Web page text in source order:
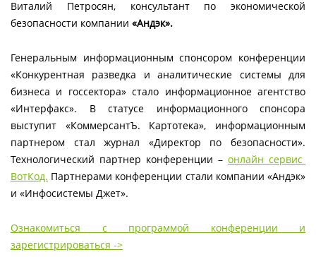
Виталий Петросян, консультант по экономической
безопасности компании «Андэк».
Генеральным информационным спонсором конференции
«Конкурентная разведка и аналитические системы для
бизнеса и госсектора» стало информационное агентство
«Интерфакс». В статусе информационного спонсора
выступит «КоммерсантЪ. Картотека», информационным
партнером стал журнал «Директор по безопасности».
Технологический партнер конференции – онлайн сервис
ВотКод. Партнерами конференции стали компании «Андэк»
и «Инфосистемы Джет».
Ознакомиться с программой конференции и
зарегистрироваться ->